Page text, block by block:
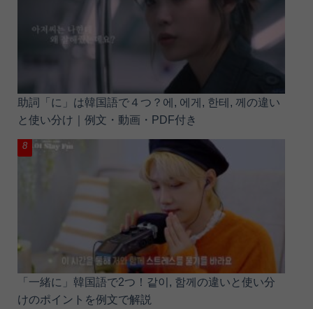
助詞「に」は韓国語で４つ？에, 에게, 한테, 께の違い
と使い分け｜例文・動画・PDF付き
「一緒に」韓国語で2つ！같이, 함께の違いと使い分
けのポイントを例文で解説